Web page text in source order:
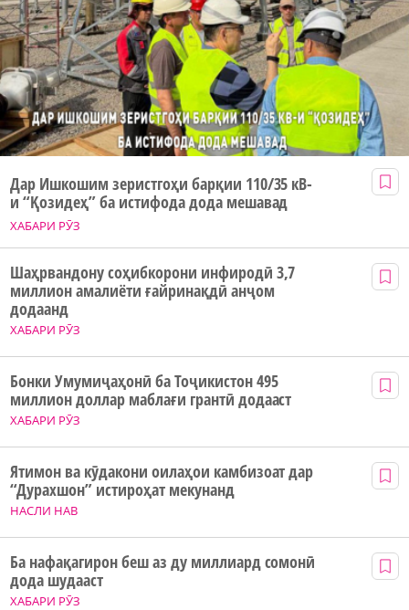
ХАБАРИ РӮЗ
Дар Ишкошим зеристгоҳи барқии 110/35 кВ-
и “Қозидеҳ” ба истифода дода мешавад
ХАБАРИ РӮЗ
Шаҳрвандону соҳибкорони инфиродӣ 3,7
миллион амалиёти ғайринақдӣ анҷом
додаанд
ХАБАРИ РӮЗ
Бонки Умумиҷаҳонӣ ба Тоҷикистон 495
миллион доллар маблағи грантӣ додааст
НАСЛИ НАВ
Ятимон ва кӯдакони оилаҳои камбизоат дар
“Дурахшон” истироҳат мекунанд
ХАБАРИ РӮЗ
Ба нафақагирон беш аз ду миллиард сомонӣ
дода шудааст